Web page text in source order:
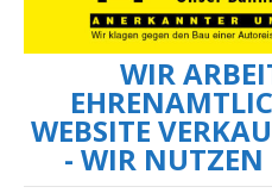
WIR
WEBSITE
- WIR NUTZEN